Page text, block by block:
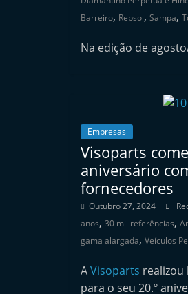
Barreiro, Repsol, Sampa,
Na edição de
Empresas
Visoparts
aniversário
fornecedores
Outubro 27, 2024
anos, 30 mil referências,
gama alargada, Veículos
AVisoparts realizou
para o seu 20.º